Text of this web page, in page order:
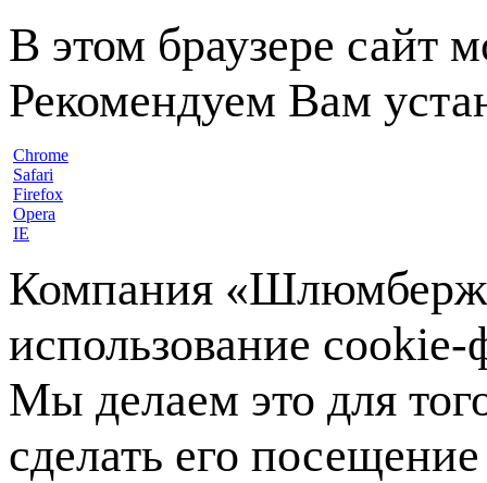
В этом браузере сайт
Рекомендуем Вам
Chrome
Safari
Firefox
Opera
IE
Компания
использование
Мы делаем это для
сделать его